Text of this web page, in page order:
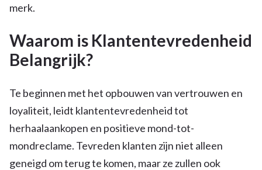
merk.
Waarom is Klantentevredenheid
Belangrijk?
Te beginnen met het opbouwen van vertrouwen en
loyaliteit, leidt klantentevredenheid tot
herhaalaankopen en positieve mond-tot-
mondreclame. Tevreden klanten zijn niet alleen
geneigd om terug te komen, maar ze zullen ook